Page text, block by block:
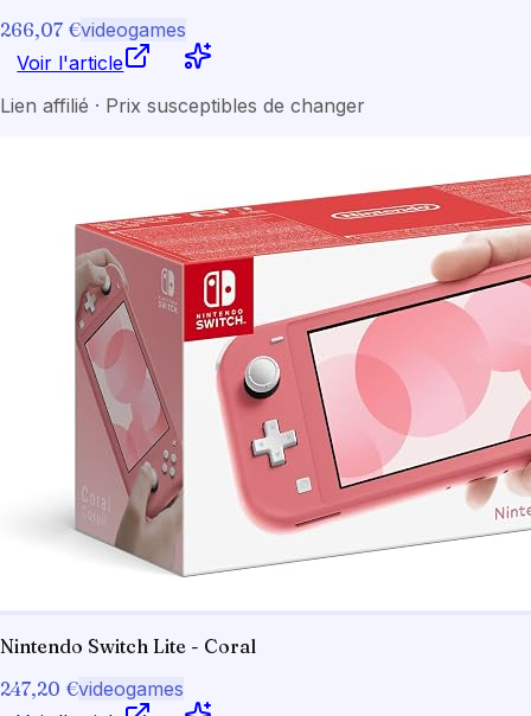
266,07 €videogames
Voir l'article
Lien affilié · Prix susceptibles de changer
Nintendo Switch Lite - Coral
247,20 €videogames